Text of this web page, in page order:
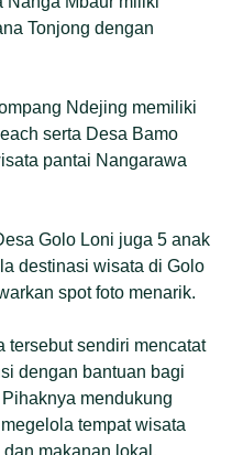
Tonjong dengan
Ndejing memiliki
serta Desa Bamo
pantai Nangarawa
Golo Loni juga 5 anak
destinasi wisata di Golo
spot foto menarik.
tersebut sendiri mencatat
dengan bantuan bagi
mendukung
tempat wisata
makanan lokal.